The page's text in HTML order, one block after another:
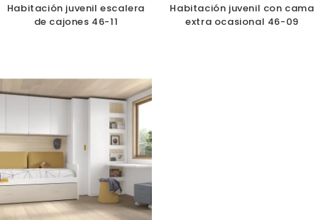
Habitación juvenil escalera
de cajones 46-11
Habitación juvenil con cama
extra ocasional 46-09